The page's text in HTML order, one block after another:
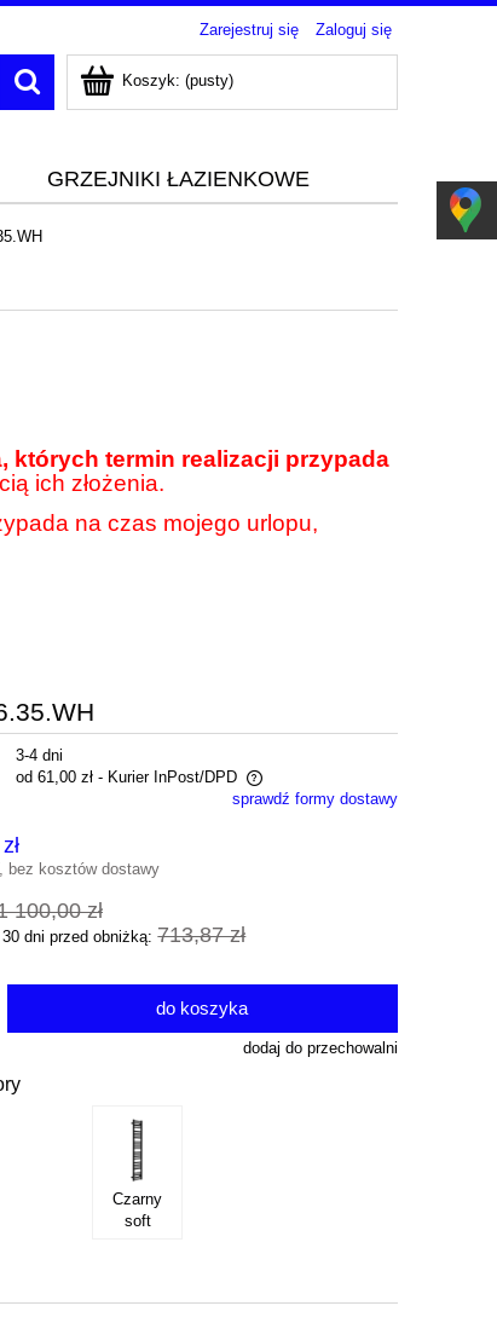
Zarejestruj się Zaloguj się
Koszyk: (pusty)
GRZEJNIKI ŁAZIENKOWE
których termin realizacji przypada
ich złożenia.
na czas mojego urlopu,
3-4 dni
od 61,00 zł - Kurier InPost/DPD
sprawdź formy dostawy
bez kosztów dostawy
100,00 zł
dni przed obniżką:713,87 zł
do koszyka
dodaj do przechowalni
Czarny
soft